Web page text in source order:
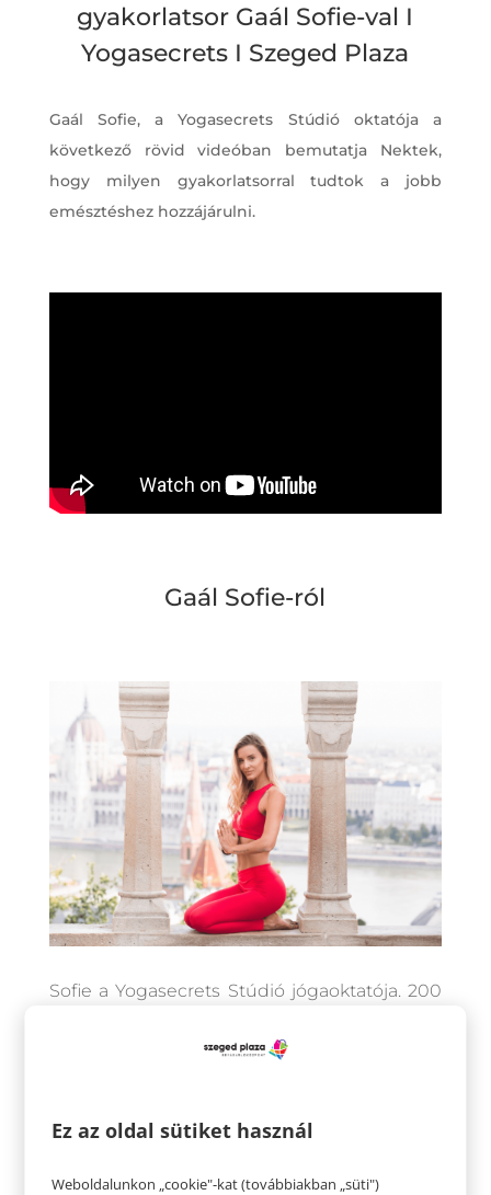
gyakorlatsor Gaál Sofie-val I
Yogasecrets I Szeged Plaza
Gaál Sofie, a Yogasecrets Stúdió oktatója a
következő rövid videóban bemutatja Nektek,
hogy milyen gyakorlatsorral tudtok a jobb
emésztéshez hozzájárulni.
Gaál Sofie-ról
Sofie a Yogasecrets Stúdió jógaoktatója. 200
Yogasecrets Akadémián szerezte, ahol
később egy Flow Jógaoktatói Képzést is
dinamikus elemeket a flow áramlásával.
programot: Jóga amatőr és profi
Ez az oldal sütiket használ
Weboldalunkon „cookie"-kat (továbbiakban „süti")